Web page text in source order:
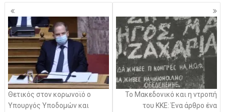
Πλοήγηση
άρθρων
Θετικός στον κορωνοϊό ο
Υπουργός Υποδομών και
Το Μακεδονικό και η ντροπή
του ΚΚΕ: Ένα άρθρο ένα